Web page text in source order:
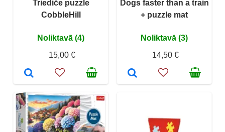
Triediče puzzle
CobbleHill
Noliktavā (4)
15,00 €
Dogs faster than a train
+ puzzle mat
Noliktavā (3)
14,50 €